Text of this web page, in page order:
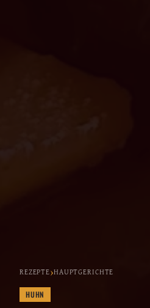
REZEPTE›HAUPTGERICHTE
HUHN